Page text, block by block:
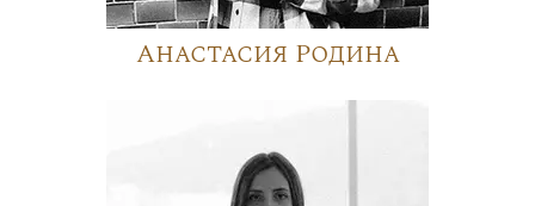
Анастасия Родина